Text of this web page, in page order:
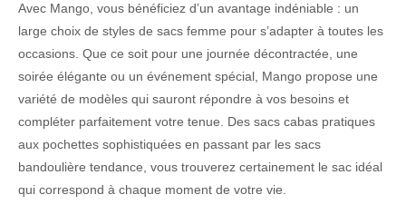
Avec Mango, vous bénéficiez d’un avantage indéniable : un
large choix de styles de sacs femme pour s’adapter à toutes les
occasions. Que ce soit pour une journée décontractée, une
soirée élégante ou un événement spécial, Mango propose une
variété de modèles qui sauront répondre à vos besoins et
compléter parfaitement votre tenue. Des sacs cabas pratiques
aux pochettes sophistiquées en passant par les sacs
bandoulière tendance, vous trouverez certainement le sac idéal
qui correspond à chaque moment de votre vie.